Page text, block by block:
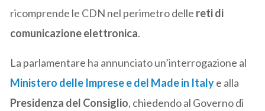
ricomprende le CDN nel perimetro delle reti di
comunicazione elettronica.
La parlamentare ha annunciato un’interrogazione al
Ministero delle Imprese e del Made in Italye alla
Presidenza del Consiglio, chiedendo al Governo di